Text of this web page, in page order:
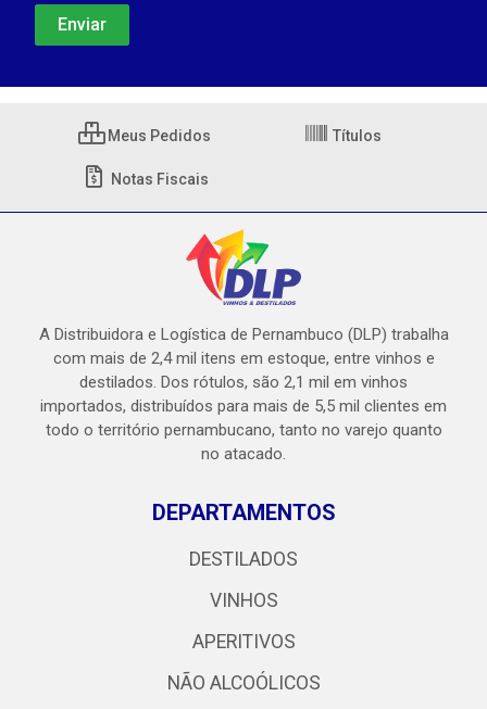
Meus Pedidos Títulos
Notas Fiscais
A Distribuidora e Logística de Pernambuco (DLP) trabalha
com mais de 2,4 mil itens em estoque, entre vinhos e
destilados. Dos rótulos, são 2,1 mil em vinhos
importados, distribuídos para mais de 5,5 mil clientes em
todo o território pernambucano, tanto no varejo quanto
no atacado.
DEPARTAMENTOS
DESTILADOS
VINHOS
APERITIVOS
NÃO ALCOÓLICOS